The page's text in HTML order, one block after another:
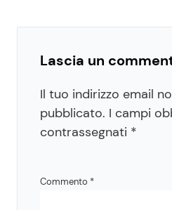
Lascia un
Il tuo indirizzo email
pubblicato. I campi
contrassegnati *
Commento *